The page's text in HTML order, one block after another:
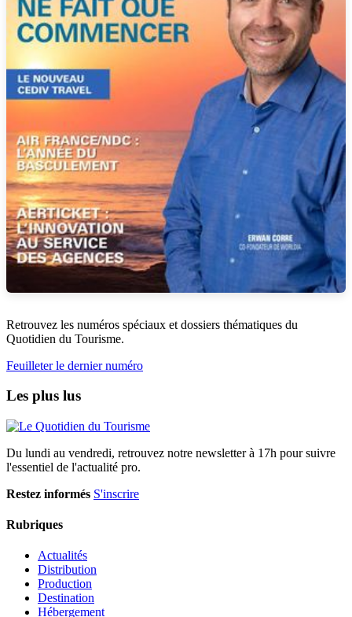
Retrouvez les numéros spéciaux et dossiers thématiques du
Quotidien du Tourisme.
Feuilleter le dernier numéro
Les plus lus
Du lundi au vendredi, retrouvez notre newsletter à 17h pour suivre
l'essentiel de l'actualité pro.
Restez informés S'inscrire
Rubriques
Actualités
Distribution
Production
Destination
Hébergement